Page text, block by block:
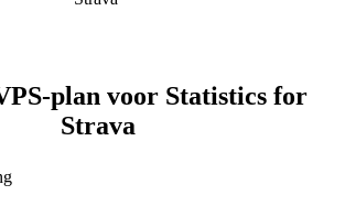
plan voor Statistics for
Strava